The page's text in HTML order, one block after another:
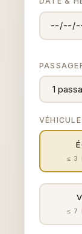
VÉHICULE
≤ 3
≤ 7